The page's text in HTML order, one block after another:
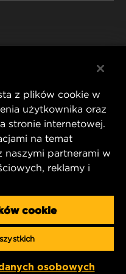
rights reserved.
z plików cookie w
użytkownika oraz
stronie internetowej.
na temat
naszymi partnerami w
reklamy i
cookie
osobowych